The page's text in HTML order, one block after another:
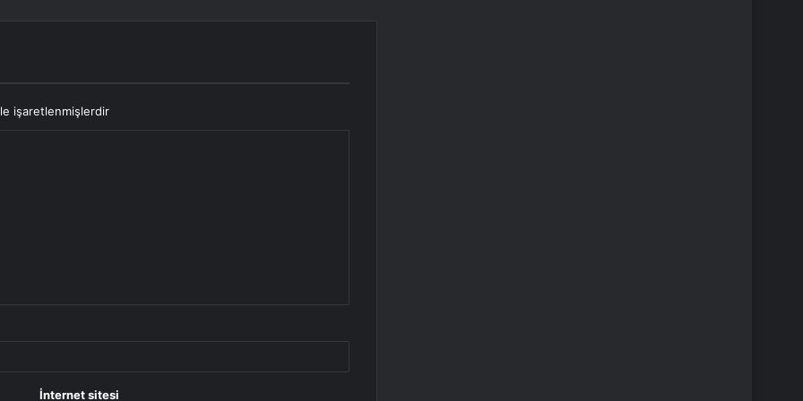
işaretlenmişlerdir
İnternet sitesi